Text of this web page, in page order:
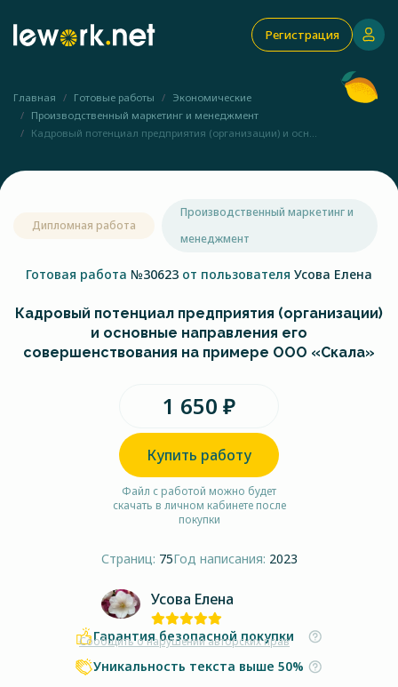
Регистрация
Главная Готовые работы
Экономические
Производственный маркетинг и менеджмент
Кадровый потенциал предприятия (организации) и осн...
Дипломная работа
Производственный маркетинг и
менеджмент
Готовая работа №30623 от пользователя Усова Елена
Кадровый потенциал предприятия (организации)
и основные направления его
совершенствования на примере ООО «Скала»
1 650 ₽
Купить работу
Файл с работой можно будет
скачать в личном кабинете после
покупки
Страниц: 75Год написания: 2023
Усова Елена
Сообщить о нарушении авторских прав
Гарантия безопасной покупки
Уникальность текста выше 50%